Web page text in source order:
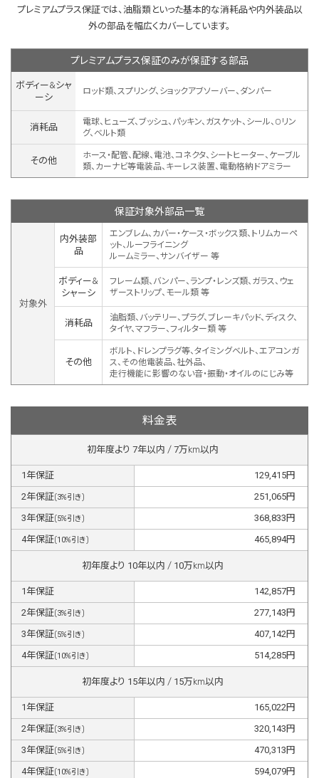
プレミアムプラス保証では、油脂類といった基本的な消耗品や内外装品以
外の部品を幅広くカバーしています。
プレミアムプラス保証のみが保証する部品
ボディー&シャ
ーシ
ロッド類、スプリング、ショックアブソーバー、ダンパー
消耗品
電球、ヒューズ、ブッシュ、パッキン、ガスケット、シール、Oリン
グ、ベルト類
その他
ホース・配管、配線、電池、コネクタ、シートヒーター、ケーブル
類、カーナビ等電装品、キーレス装置、 電動格納ドアミラー
保証対象外部品一覧
対象外
内外装部
品
エンブレム、カバー・ケース・ボックス類、トリムカーペ
ット、ルーフライニング
ルームミラー、サンバイザー 等
ボディー&
シャーシ
フレーム類、バンパー、ランプ・レンズ類、ガラス、ウェ
ザーストリップ、モール類 等
消耗品
油脂類、バッテリー、プラグ、ブレーキパッド、ディスク、
タイヤ、マフラー、フィルター類 等
その他
ボルト、ドレンプラグ等、タイミングベルト、エアコンガ
ス、その他電装品、社外品、
走行機能に影響のない音・振動・オイルのにじみ等
料金表
初年度より 7年以内 / 7万km以内
1年保証 129,415円
2年保証(3%引き) 251,065円
3年保証(5%引き) 368,833 円
4年保証(10%引き) 465,894円
初年度より 10年以内 / 10万km以内
1年保証 142,857円
2年保証(3%引き) 277,143 円
3年保証(5%引き) 407,142円
4年保証(10%引き) 514,285円
初年度より 15年以内 / 15万km以内
1年保証 165,022円
2年保証(3%引き) 320,143 円
3年保証(5%引き) 470,313 円
4年保証(10%引き) 594,079円